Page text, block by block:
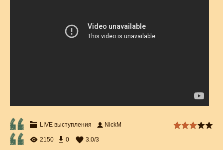
LIVE выступления NickM
2150 0 3.0/3